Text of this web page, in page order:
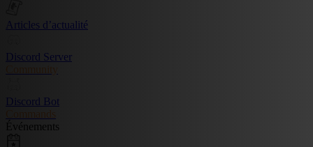
Articles d’actualité
Discord Server
Community
Discord Bot
Événements